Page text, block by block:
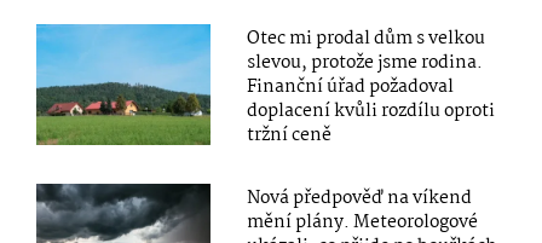
Otec mi prodal dům s velkou
slevou, protože jsme rodina.
Finanční úřad požadoval
doplacení kvůli rozdílu oproti
tržní ceně
Nová předpověď na víkend
mění plány. Meteorologové